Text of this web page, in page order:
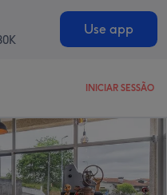
Use app
INICIAR SESSÃO